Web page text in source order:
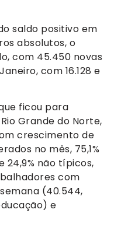
saldo positivo em
absolutos, o
com 45.450 novas
com 16.128 e
ficou para
Grande do Norte,
crescimento de
no mês, 75,1%
não típicos,
com
(40.544,
e